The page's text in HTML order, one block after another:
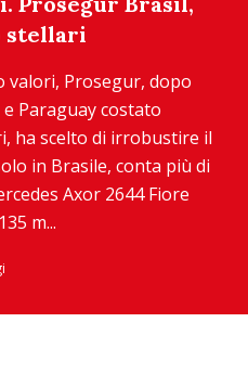
stellari
valori, Prosegur, dopo
Paraguay costato
ha scelto di irrobustire il
in Brasile, conta più di
Axor 2644 Fiore
m...